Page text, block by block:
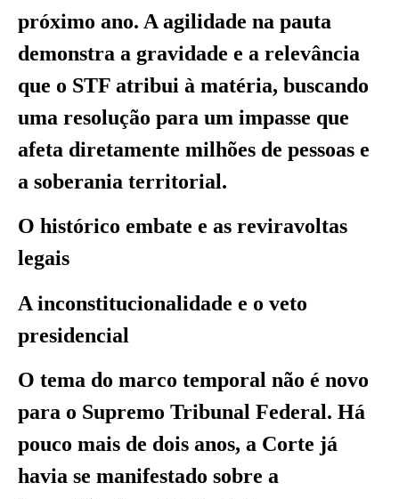
próximo ano. A agilidade na pauta
demonstra a gravidade e a relevância
que o STF atribui à matéria, buscando
uma resolução para um impasse que
afeta diretamente milhões de pessoas e
a soberania territorial.
O histórico embate e as reviravoltas
legais
A inconstitucionalidade e o veto
presidencial
O tema do marco temporal não é novo
para o Supremo Tribunal Federal. Há
pouco mais de dois anos, a Corte já
havia se manifestado sobre a